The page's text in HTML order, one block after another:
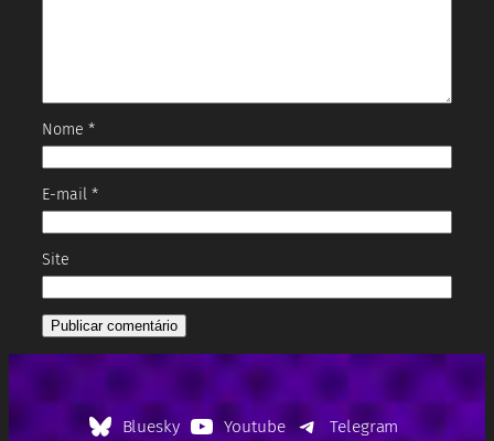
Nome *
E-mail *
Site
Bluesky Youtube
Telegram